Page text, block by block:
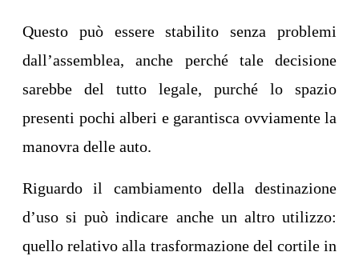
Questo può essere stabilito senza problemi
dall’assemblea, anche perché tale decisione
sarebbe del tutto legale, purché lo spazio
presenti pochi alberi e garantisca ovviamente la
manovra delle auto.
Riguardo il cambiamento della destinazione
d’uso si può indicare anche un altro utilizzo:
quello relativo alla trasformazione del cortile in